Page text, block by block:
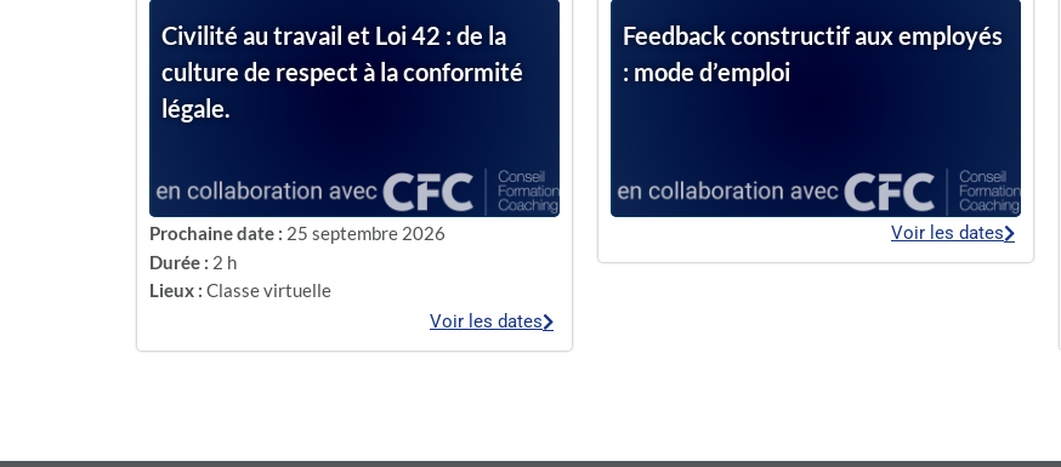
Civilité au travail et Loi 42 : de la
culture de respect à la conformité
légale.
Prochaine date : 25 septembre 2026
Durée : 2 h
Lieux : Classe virtuelle
Voir les dates
Feedback constructif aux employés
: mode d’emploi
Voir les dates